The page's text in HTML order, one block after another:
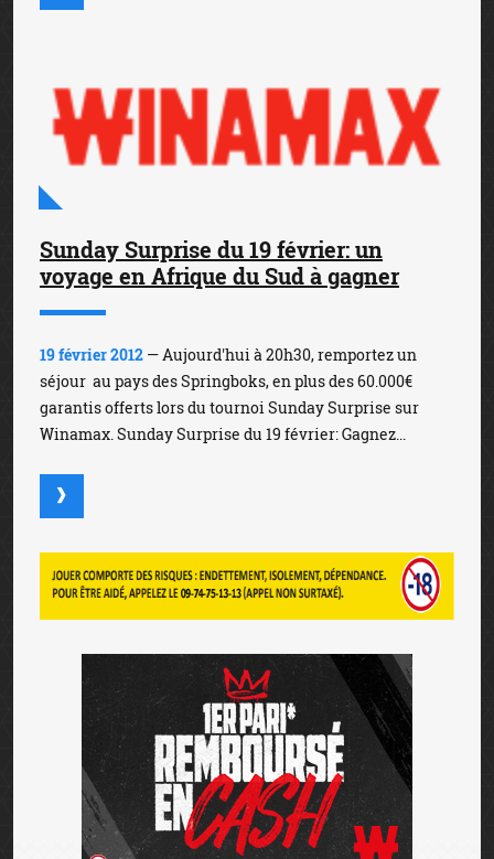
Sunday Surprise du 19 février: un
voyage en Afrique du Sud à gagner
19 février 2012 — Aujourd'hui à 20h30, remportez un
séjour au pays des Springboks, en plus des 60.000€
garantis offerts lors du tournoi Sunday Surprise sur
Winamax. Sunday Surprise du 19 février: Gagnez...